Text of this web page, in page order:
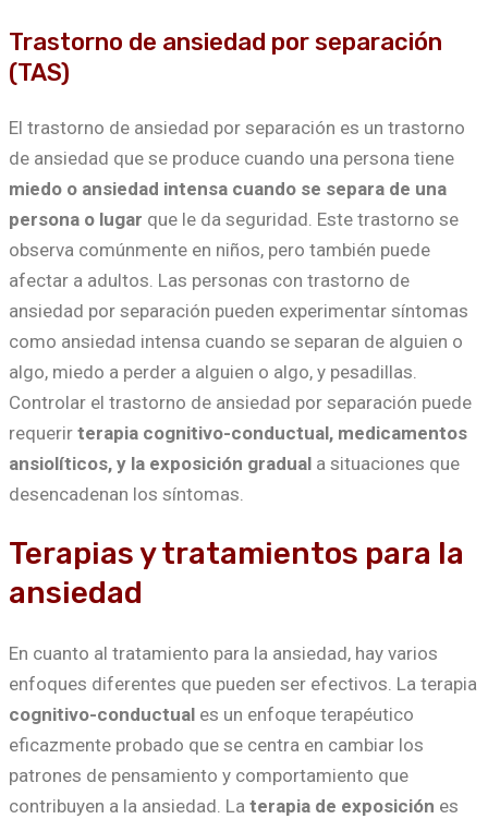
Trastorno de ansiedad por separación
(TAS)
El trastorno de ansiedad por separación es un trastorno
de ansiedad que se produce cuando una persona tiene
miedo o ansiedad intensa cuando se separa de una
persona o lugar que le da seguridad. Este trastorno se
observa comúnmente en niños, pero también puede
afectar a adultos. Las personas con trastorno de
ansiedad por separación pueden experimentar síntomas
como ansiedad intensa cuando se separan de alguien o
algo, miedo a perder a alguien o algo, y pesadillas.
Controlar el trastorno de ansiedad por separación puede
requerir terapia cognitivo-conductual, medicamentos
ansiolíticos, y la exposición gradual a situaciones que
desencadenan los síntomas.
Terapias y tratamientos para la
ansiedad
En cuanto al tratamiento para la ansiedad, hay varios
enfoques diferentes que pueden ser efectivos. La terapia
cognitivo-conductual es un enfoque terapéutico
eficazmente probado que se centra en cambiar los
patrones de pensamiento y comportamiento que
contribuyen a la ansiedad. La terapia de exposición es